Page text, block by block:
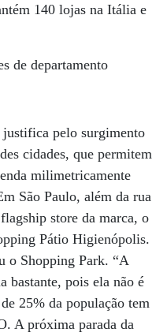
140 lojas na Itália e
de departamento
justifica pelo surgimento
cidades, que permitem
milimetricamente
São Paulo, além da rua
store da marca, o
Pátio Higienópolis.
o Shopping Park. “A
bastante, pois ela não é
25% da população tem
A próxima parada da